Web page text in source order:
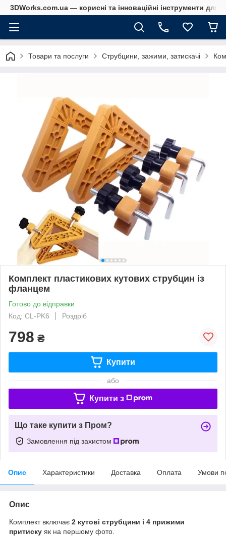
3DWorks.com.ua — корисні та інноваційні інструменти для
Товари та послуги Струбцини, зажими, затискачі
Комплект пластикових кутових струбцин із
фланцем
Готово до відправки
Код: CL-PK6
Роздріб
798 ₴
Купити
або
Купити з
Що таке купити з Пром?
Замовлення під захистом
Опис Характеристики Доставка Оплата Умови
Опис
Комплект включає 2 кутові струбцини і 4 прижими
притиску як на першому фото.